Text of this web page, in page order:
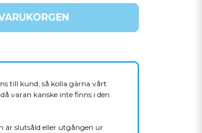
till kund, så kolla gärna vårt
varan kanske inte finns i den
är slutsåld eller utgången ur